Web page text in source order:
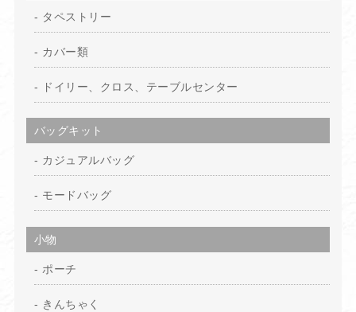
タペストリー
カバー類
ドイリー、クロス、テーブルセンター
バッグキット
カジュアルバッグ
モードバッグ
小物
ポーチ
きんちゃく